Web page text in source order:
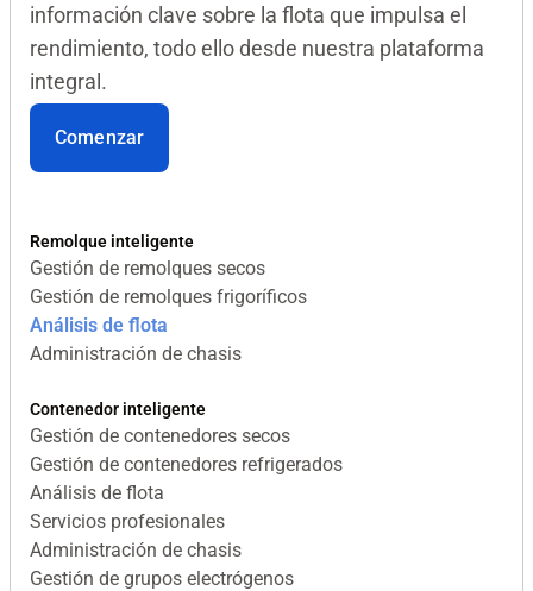
información clave sobre la flota que impulsa el
rendimiento, todo ello desde nuestra plataforma
integral.
Comenzar
Remolque inteligente
Gestión de remolques secos
Gestión de remolques frigoríficos
Análisis de flota
Administración de chasis
Contenedor inteligente
Gestión de contenedores secos
Gestión de contenedores refrigerados
Análisis de flota
Servicios profesionales
Administración de chasis
Gestión de grupos electrógenos